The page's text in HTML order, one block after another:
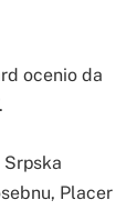
ocenio da
Placer